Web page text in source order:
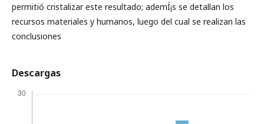
permitió cristalizar este resultado; ademÍ¡s se detallan los
recursos materiales y humanos, luego del cual se realizan las
conclusiones
Descargas